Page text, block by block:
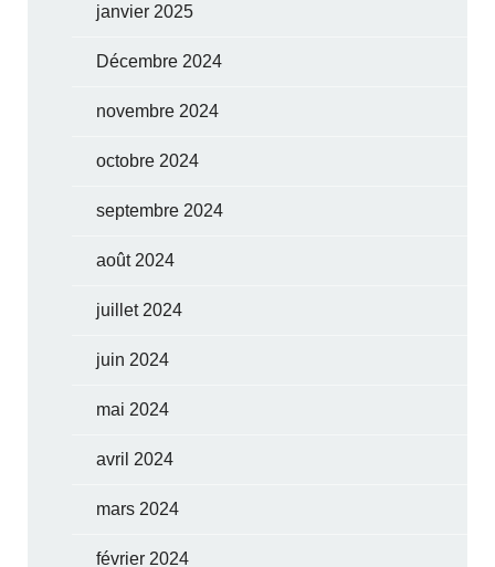
janvier 2025
Décembre 2024
novembre 2024
octobre 2024
septembre 2024
août 2024
juillet 2024
juin 2024
mai 2024
avril 2024
mars 2024
février 2024